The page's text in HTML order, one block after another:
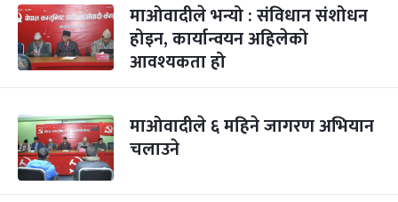
माओवादीले भन्यो : संविधान संशोधन
होइन, कार्यान्वयन अहिलेको
आवश्यकता हो
माओवादीले ६ महिने जागरण अभियान
चलाउने